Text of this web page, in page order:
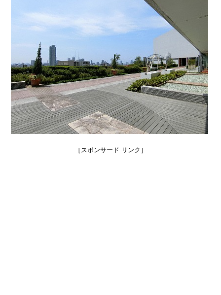
［スポンサード リンク］